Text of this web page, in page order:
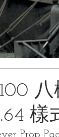
樣